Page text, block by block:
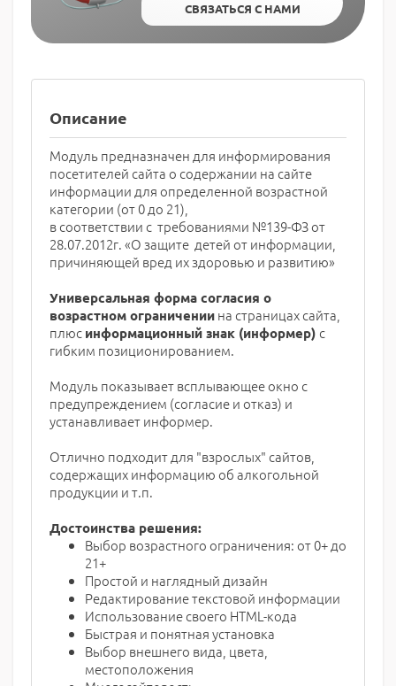
СВЯЗАТЬСЯ С НАМИ
Описание
Модуль предназначен для информирования
посетителей сайта о содержании на сайте
информации для определенной возрастной
категории (от 0 до 21),
в соответствии с требованиями №139-ФЗ от
28.07.2012г. «О защите детей от информации,
причиняющей вред их здоровью и развитию»
Универсальная форма согласия о
возрастном ограничении на страницах сайта,
плюс информационный знак (информер) с
гибким позиционированием.
Модуль показывает всплывающее окно с
предупреждением (согласие и отказ) и
устанавливает информер.
Отлично подходит для "взрослых" сайтов,
содержащих информацию об алкогольной
продукции и т.п.
Достоинства решения:
Выбор возрастного ограничения: от 0+ до
21+
Простой и наглядный дизайн
Редактирование текстовой информации
Использование своего HTML-кода
Быстрая и понятная установка
Выбор внешнего вида, цвета,
местоположения